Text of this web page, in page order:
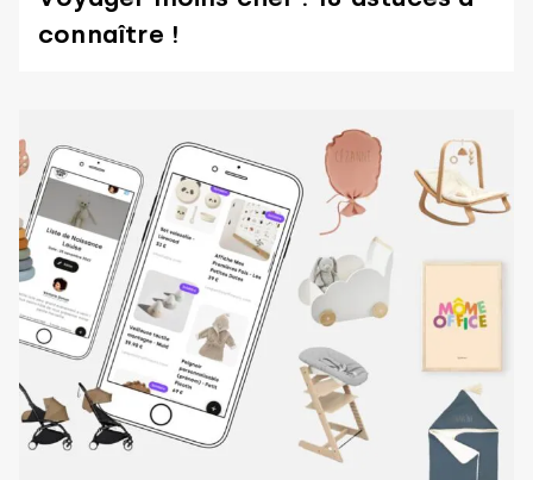
connaître !